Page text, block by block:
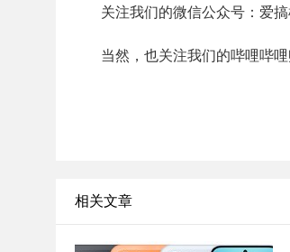
关注我们的微信公众号：爱搞
当然，也关注我们的哔哩哔
相关文章